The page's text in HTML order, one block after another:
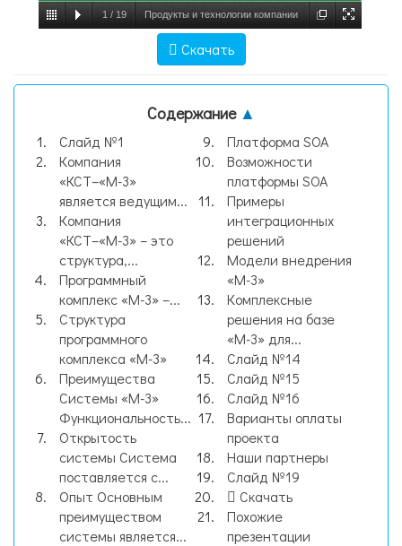
1 / 19 Продукты и технологии компании
Скачать
Содержание ▲
Слайд №1
Компания
«КСТ–«М-3»
является ведущим...
Компания
«КСТ–«М-3» – это
структура,...
Программный
комплекс «М-3» –...
Структура
программного
комплекса «M-3»
Преимущества
Системы «М-3»
Функциональность...
Открытость
системы Система
поставляется с...
Опыт Основным
преимуществом
системы является...
Платформа SOA
Возможности
платформы SOA
Примеры
интеграционных
решений
Модели внедрения
«М-3»
Комплексные
решения на базе
«М-3» для...
Слайд №14
Слайд №15
Слайд №16
Варианты оплаты
проекта
Наши партнеры
Слайд №19
Скачать
Похожие
презентации